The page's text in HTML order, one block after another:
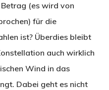
(es wird von
für die
ist? Überdies bleibt
auch wirklich
Wind in das
Dabei geht es nicht